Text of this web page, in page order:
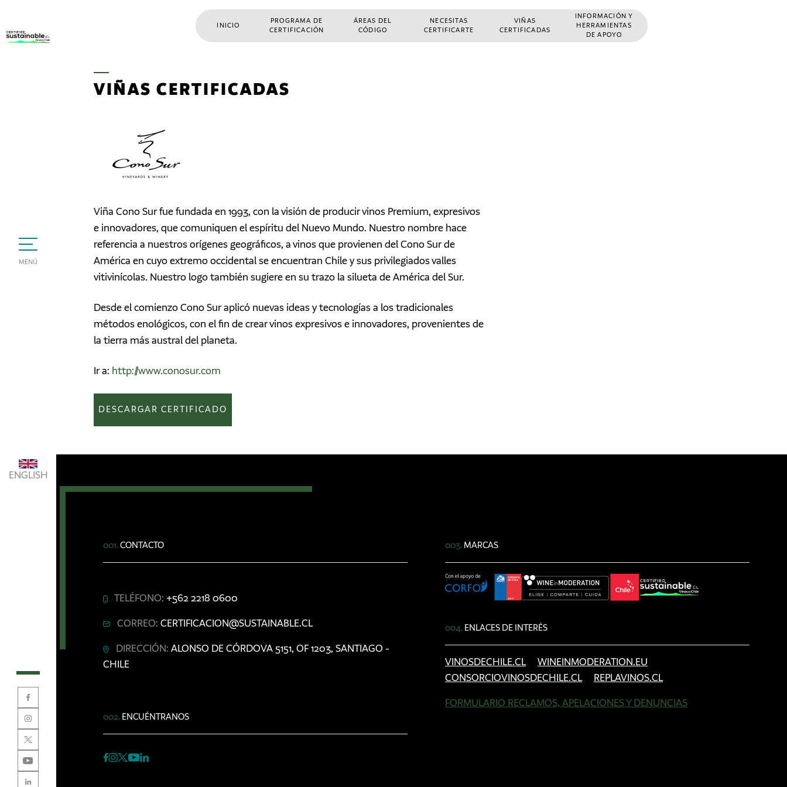
MENÚ
ENGLISH
INICIO
PROGRAMA DE
CERTIFICACIÓN
ÁREAS DEL
CÓDIGO
NECESITAS
CERTIFICARTE
VIÑAS
CERTIFICADAS
INFORMACIÓN Y
HERRAMIENTAS
DE APOYO
VIÑAS CERTIFICADAS
Viña Cono Sur fue fundada en 1993, con la visión de producir vinos Premium, expresivos
e innovadores, que comuniquen el espíritu del Nuevo Mundo. Nuestro nombre hace
referencia a nuestros orígenes geográficos, a vinos que provienen del Cono Sur de
América en cuyo extremo occidental se encuentran Chile y sus privilegiados valles
vitivinícolas. Nuestro logo también sugiere en su trazo la silueta de América del Sur.
Desde el comienzo Cono Sur aplicó nuevas ideas y tecnologías a los tradicionales
métodos enológicos, con el fin de crear vinos expresivos e innovadores, provenientes de
la tierra más austral del planeta.
Ir a: http://www.conosur.com
DESCARGAR CERTIFICADO
001.CONTACTO
TELÉFONO: +562 2218 0600
CORREO: CERTIFICACION@SUSTAINABLE.CL
DIRECCIÓN: ALONSO DE CÓRDOVA 5151, OF 1203, SANTIAGO -
CHILE
002. ENCUÉNTRANOS
003. MARCAS
004. ENLACES DE INTERÉS
VINOSDECHILE.CL
WINEINMODERATION.EU
CONSORCIOVINOSDECHILE.CL
REPLAVINOS.CL
FORMULARIO RECLAMOS, APELACIONES Y DENUNCIAS